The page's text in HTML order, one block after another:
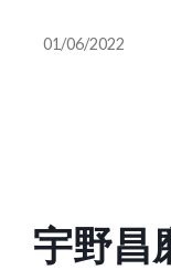
美姫が
01/06/2022
宇野昌